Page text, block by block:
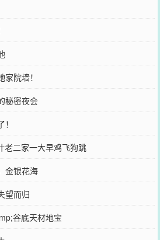
院墙！
秘密夜会
老二家一大早鸡飞狗跳
金银花海
望而归
谷底天材地宝